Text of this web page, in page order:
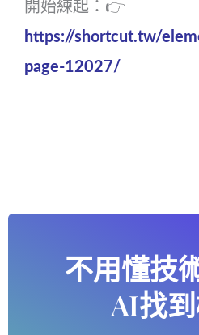
開始練起：👉
https://shortcut.tw/
page-12027/
不用懂技
AI找